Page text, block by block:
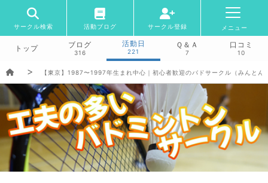
サークル検索 活動ブログ サークル登録 メニュー
トップ ブログ
316
活動日
221
Ｑ＆Ａ
7
口コミ
10
【東京】1987〜1997年生まれ中心｜初心者歓迎のバドサークル（みんとん